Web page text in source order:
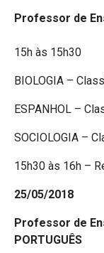
Professor de
15h às 15h30
BIOLOGIA –
ESPANHOL –
SOCIOLOGIA –
15h30 às 16h –
25/05/2018
Professor de
PORTUGUÊS